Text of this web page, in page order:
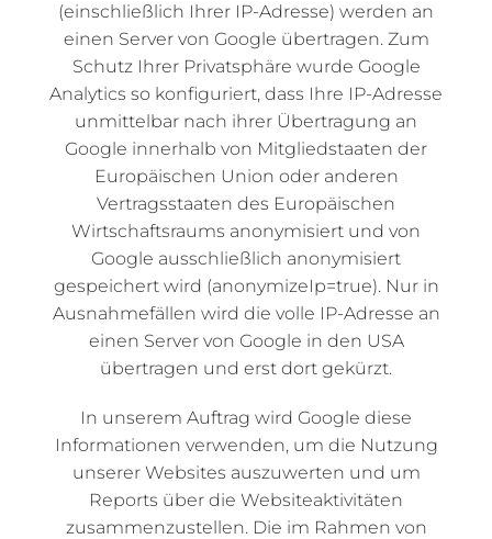
(einschließlich Ihrer IP-Adresse) werden an
einen Server von Google übertragen. Zum
Schutz Ihrer Privatsphäre wurde Google
Analytics so konfiguriert, dass Ihre IP-Adresse
unmittelbar nach ihrer Übertragung an
Google innerhalb von Mitgliedstaaten der
Europäischen Union oder anderen
Vertragsstaaten des Europäischen
Wirtschaftsraums anonymisiert und von
Google ausschließlich anonymisiert
gespeichert wird (anonymizeIp=true). Nur in
Ausnahmefällen wird die volle IP-Adresse an
einen Server von Google in den USA
übertragen und erst dort gekürzt.
In unserem Auftrag wird Google diese
Informationen verwenden, um die Nutzung
unserer Websites auszuwerten und um
Reports über die Websiteaktivitäten
zusammenzustellen. Die im Rahmen von